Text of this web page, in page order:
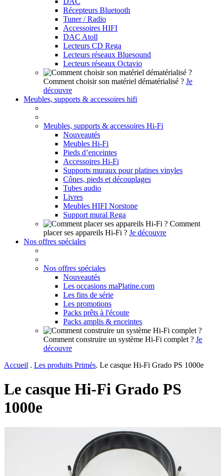
Récepteurs Bluetooth
Tuner / Radio
Accessoires HIFI
DAC Atoll
Lecteurs CD Rega
Lecteurs réseaux Bluesound
Lecteurs réseaux Octavio
Comment choisir son matériel dématérialisé ? Je
découvre
Meubles, supports & accessoires hifi
Meubles, supports & accessoires Hi-Fi
Nouveautés
Meubles Hi-Fi
Pieds d’enceintes
Accessoires Hi-Fi
Supports muraux pour platines vinyles
Cônes, pieds et découplages
Tubes audio
Livres
Meubles HIFI Norstone
Support mural Rega
Comment
placer ses appareils Hi-Fi ? Je découvre
Nos offres spéciales
Nos offres spéciales
Nouveautés
Les occasions maPlatine.com
Les fins de série
Les promotions
Packs prêts à l'écoute
Packs amplis & enceintes
Comment construire un système Hi-Fi complet ? Je
découvre
Accueil . Les produits Primés. Le casque Hi-Fi Grado PS 1000e
Le casque Hi-Fi Grado PS
1000e